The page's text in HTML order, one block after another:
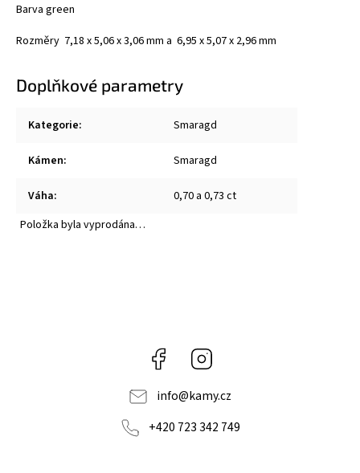
Barva green
Rozměry 7,18 x 5,06 x 3,06 mm a 6,95 x 5,07 x 2,96 mm
Doplňkové parametry
Kategorie: Smaragd
Kámen: Smaragd
Váha:
0,70 a 0,73 ct
Položka byla vyprodána…
Facebook
info@kamy.cz
+420 723 342 749